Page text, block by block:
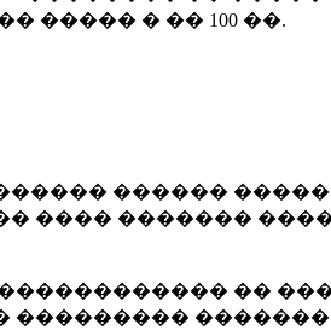
����� � �� 100 ��.
������
���� �������
��
���������